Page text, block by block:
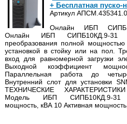
+ Бесплатная пуско-
Артикул
Онлайн ИБП
Онлайн ИБП СИПБ10КД.9-31
преобразования полной
установкой в стойку или на пол.
вход для равномерной загрузки
Выходной коэффициент
Параллельная работа до
Внутренний слот для установки
ТЕХНИЧЕСКИЕ
Модель ИБП СИПБ10КД.9-31
мощность, кВА 10 Активная мощность,